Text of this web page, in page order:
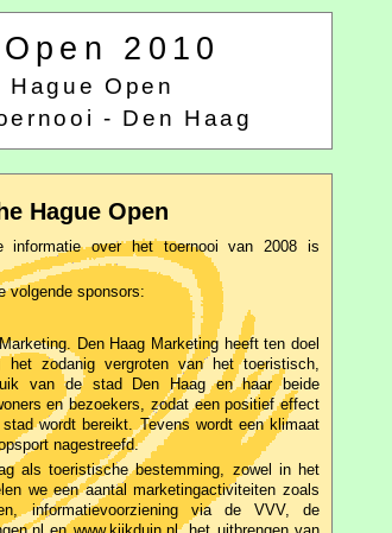
2010
Open
- Den Haag
Hague Open
informatie over het toernooi van 2008 is
volgende sponsors:
Den Haag Marketing heeft ten doel
het zodanig vergroten van het toeristisch,
van de stad Den Haag en haar beide
en bezoekers, zodat een positief effect
wordt bereikt. Tevens wordt een klimaat
nagestreefd.
als toeristische bestemming, zowel in het
we een aantal marketingactiviteiten zoals
informatievoorziening via de VVV, de